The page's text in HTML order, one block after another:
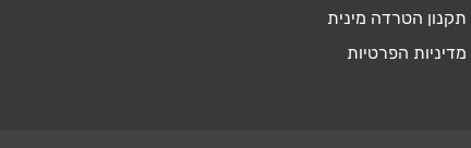
תקנון הטרדה מינית
מדיניות הפרטיות